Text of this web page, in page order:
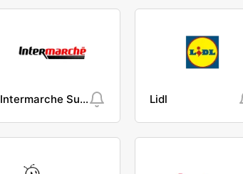
Intermarche Super Lidl